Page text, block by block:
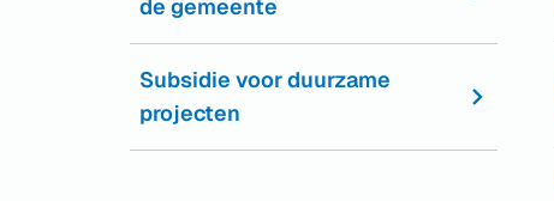
de gemeente
Subsidie voor duurzame
projecten